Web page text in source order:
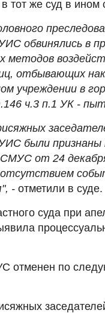
тот же суд в ином
обвинялись в
методов
отбывающих
учреждении в
ч.3 п.1 УК -
были признаны
от 24
отсутствием
- отметили в суде.
суда при
отменен по